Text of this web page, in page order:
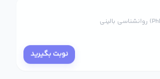
نوبت بگیرید